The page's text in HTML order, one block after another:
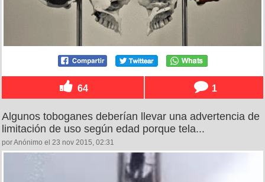
64 1
Algunos toboganes deberían llevar una advertencia de
limitación de uso según edad porque tela...
por Anónimo el 23 nov 2015, 02:31